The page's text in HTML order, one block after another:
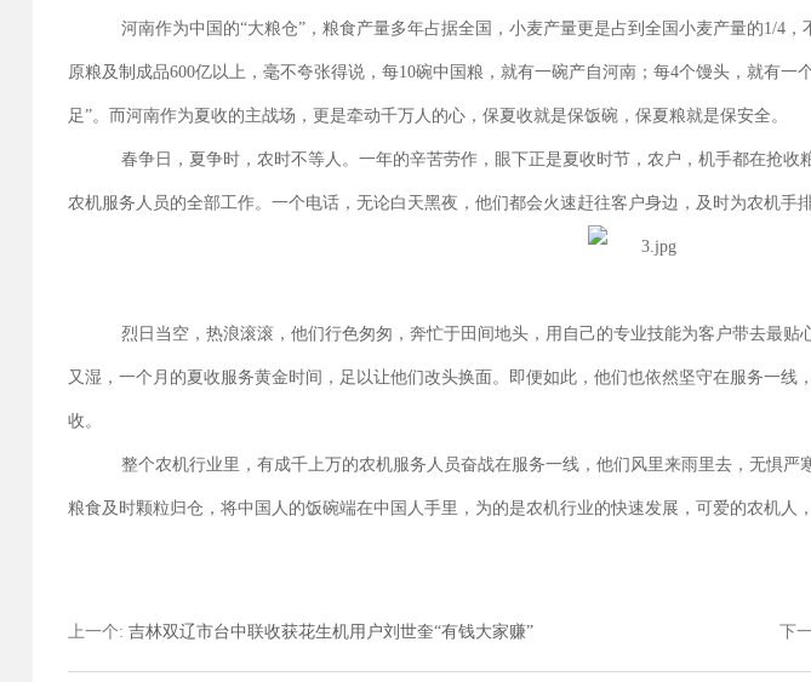
河南作为中国的“大粮仓”，粮食产量多年占据全国，小麦产量更是占到全国小麦产量的1/4，
原粮及制成品600亿以上，毫不夸张得说，每10碗中国粮，就有一碗产自河南；每4个馒头，就有一
足”。而河南作为夏收的主战场，更是牵动千万人的心，保夏收就是保饭碗，保夏粮就是保安全。
春争日，夏争时，农时不等人。一年的辛苦劳作，眼下正是夏收时节，农户，机手都在抢收
农机服务人员的全部工作。一个电话，无论白天黑夜，他们都会火速赶往客户身边，及时为农机手排
烈日当空，热浪滚滚，他们行色匆匆，奔忙于田间地头，用自己的专业技能为客户带去最贴
又湿，一个月的夏收服务黄金时间，足以让他们改头换面。即便如此，他们也依然坚守在服务一线
收。
整个农机行业里，有成千上万的农机服务人员奋战在服务一线，他们风里来雨里去，无惧严
粮食及时颗粒归仓，将中国人的饭碗端在中国人手里，为的是农机行业的快速发展，可爱的农机人
上一个: 吉林双辽市台中联收获花生机用户刘世奎“有钱大家赚” 下